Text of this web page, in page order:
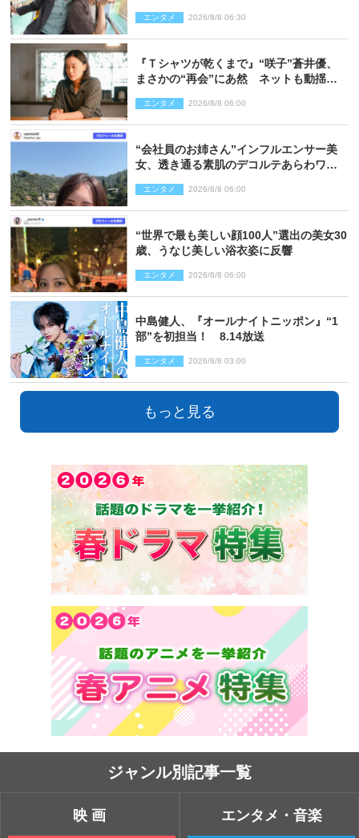
エンタメ 2026/8/8 06:30
『Ｔシャツが乾くまで』“咲子”蒼井優、
まさかの“再会”にあ然 ネットも動揺
レあり）
エンタメ 2026/8/8 06:00
“会社員のお姉さん”インフルエンサー美
女、透き通る素肌のデコルテあらわワン
エンタメ 2026/8/8 06:00
“世界で最も美しい顔100人”選出の美女30
歳、うなじ美しい浴衣姿に反響
エンタメ 2026/8/8 06:00
中島健人、『オールナイトニッポン』“1
部”を初担当！ 8.14放送
エンタメ 2026/8/8 03:00
もっと見る
ジャンル別記事一覧
映画 エンタメ・音楽